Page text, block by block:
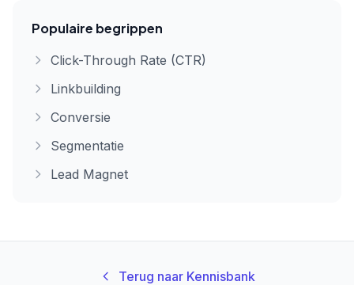
Populaire begrippen
Click-Through Rate (CTR)
Linkbuilding
Conversie
Segmentatie
Lead Magnet
Terug naar Kennisbank